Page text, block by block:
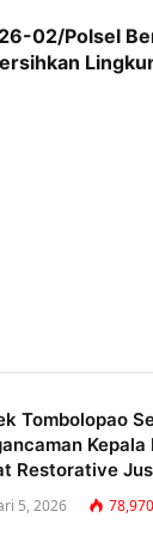
02/Polsel
Tombolopao
Kepala
Restorative
5, 2026 78,970